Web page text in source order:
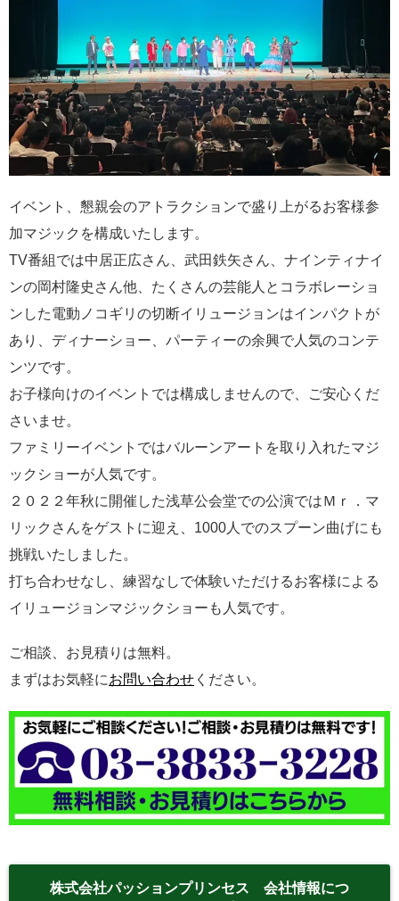
イベント、懇親会のアトラクションで盛り上がるお客様参
加マジックを構成いたします。
TV番組では中居正広さん、武田鉄矢さん、ナインティナイ
ンの岡村隆史さん他、たくさんの芸能人とコラボレーショ
ンした電動ノコギリの切断イリュージョンはインパクトが
あり、ディナーショー、パーティーの余興で人気のコンテ
ンツです。
お子様向けのイベントでは構成しませんので、ご安心くだ
さいませ。
ファミリーイベントではバルーンアートを取り入れたマジ
ックショーが人気です。
２０２２年秋に開催した浅草公会堂での公演ではＭｒ．マ
リックさんをゲストに迎え、1000人でのスプーン曲げにも
挑戦いたしました。
打ち合わせなし、練習なしで体験いただけるお客様による
イリュージョンマジックショーも人気です。
ご相談、お見積りは無料。
まずはお気軽にお問い合わせ ください。
株式会社パッションプリンセス 会社情報につ